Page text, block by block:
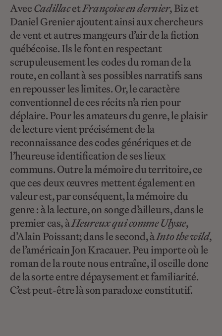
AvecCadillacetFrançoise en dernier, Biz et
Daniel Grenier ajoutent ainsi aux chercheurs
de vent et autres mangeurs d’air de la fiction
québécoise. Ils le font en respectant
scrupuleusement les codes du roman de la
route, en collant à ses possibles narratifs sans
en repousser les limites. Or, le caractère
conventionnel de ces récits n’a rien pour
déplaire. Pour les amateurs du genre, le plaisir
de lecture vient précisément de la
reconnaissance des codes génériques et de
l’heureuse identification de ses lieux
communs. Outre la mémoire du territoire, ce
que ces deux œuvres mettent également en
valeur est, par conséquent, la mémoire du
genre : à la lecture, on songe d’ailleurs, dans le
premier cas, àHeureux qui comme Ulysse,
d’Alain Poissant; dans le second, àInto the wild,
de l’américain Jon Kracauer. Peu importe où le
roman de la route nous entraîne, il oscille donc
de la sorte entre dépaysement et familiarité.
C’est peut-être là son paradoxe constitutif.